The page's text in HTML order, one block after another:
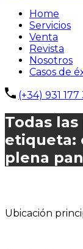
Home
Servicios
Venta
Revista
Nosotros
Casos de
(+34) 931 177
Todas
etiqueta:
plena
Ubicación